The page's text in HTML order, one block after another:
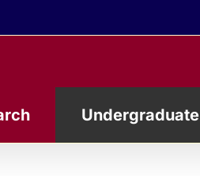
Undergraduate